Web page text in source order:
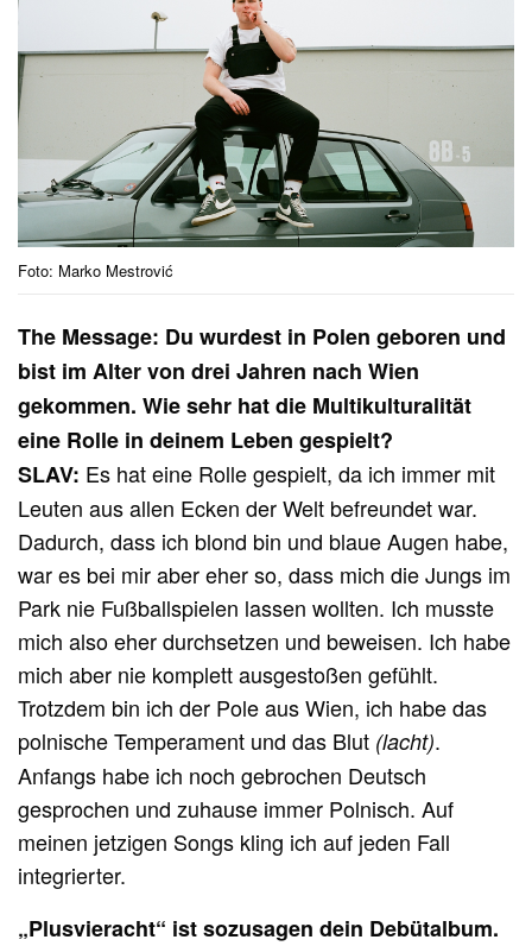
Foto: Marko Mestrović
The Message: Du wurdest in Polen geboren und
bist im Alter von drei Jahren nach Wien
gekommen. Wie sehr hat die Multikulturalität
eine Rolle in deinem Leben gespielt?
SLAV: Es hat eine Rolle gespielt, da ich immer mit
Leuten aus allen Ecken der Welt befreundet war.
Dadurch, dass ich blond bin und blaue Augen habe,
war es bei mir aber eher so, dass mich die Jungs im
Park nie Fußballspielen lassen wollten. Ich musste
mich also eher durchsetzen und beweisen. Ich habe
mich aber nie komplett ausgestoßen gefühlt.
Trotzdem bin ich der Pole aus Wien, ich habe das
polnische Temperament und das Blut (lacht).
Anfangs habe ich noch gebrochen Deutsch
gesprochen und zuhause immer Polnisch. Auf
meinen jetzigen Songs kling ich auf jeden Fall
integrierter.
„Plusvieracht“ ist sozusagen dein Debütalbum.